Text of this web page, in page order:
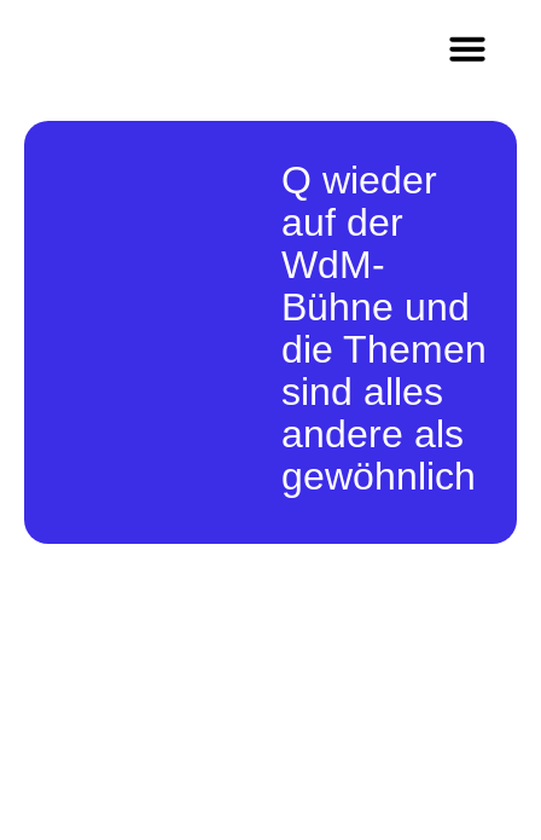
Q wieder
auf der
WdM-
Bühne und
die Themen
sind alles
andere als
gewöhnlich